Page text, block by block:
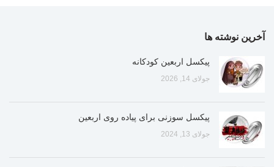
آخرین نوشته ها
پیکسل اربعین کودکانه
جولای 14, 2026
پیکسل سوزنی برای پیاده روی اربعین
جولای 13, 2024